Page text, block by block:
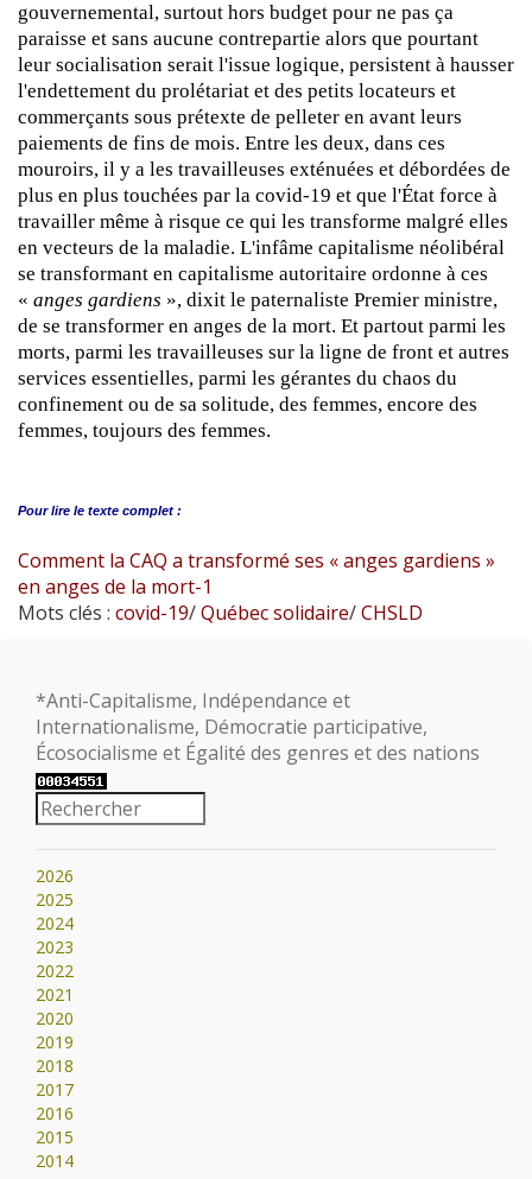
gouvernemental, surtout hors budget pour ne pas ça
paraisse et sans aucune contrepartie alors que pourtant
leur socialisation serait l'issue logique, persistent à hausser
l'endettement du prolétariat et des petits locateurs et
commerçants sous prétexte de pelleter en avant leurs
paiements de fins de mois. Entre les deux, dans ces
mouroirs, il y a les travailleuses exténuées et débordées de
plus en plus touchées par la covid-19 et que l'État force à
travailler même à risque ce qui les transforme malgré elles
en vecteurs de la maladie. L'infâme capitalisme néolibéral
se transformant en capitalisme autoritaire ordonne à ces
« anges gardiens », dixit le paternaliste Premier ministre,
de se transformer en anges de la mort. Et partout parmi les
morts, parmi les travailleuses sur la ligne de front et autres
services essentielles, parmi les gérantes du chaos du
confinement ou de sa solitude, des femmes, encore des
femmes, toujours des femmes.
Pour lire le texte complet :
Comment la CAQ a transformé ses « anges gardiens »
en anges de la mort-1
Mots clés : covid-19/Québec solidaire/CHSLD
*Anti-Capitalisme, Indépendance et
Internationalisme, Démocratie participative,
Écosocialisme et Égalité des genres et des nations
2026
2025
2024
2023
2022
2021
2020
2019
2018
2017
2016
2015
2014